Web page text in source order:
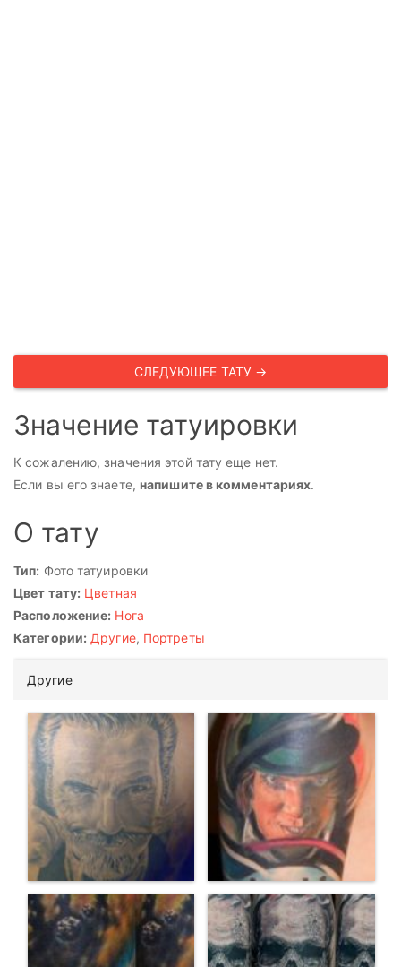
СЛЕДУЮЩЕЕ ТАТУ →
Значение татуировки
К сожалению, значения этой тату еще нет.
Если вы его знаете, напишите в комментариях.
О тату
Тип: Фото татуировки
Цвет тату: Цветная
Расположение: Нога
Категории: Другие, Портреты
Другие